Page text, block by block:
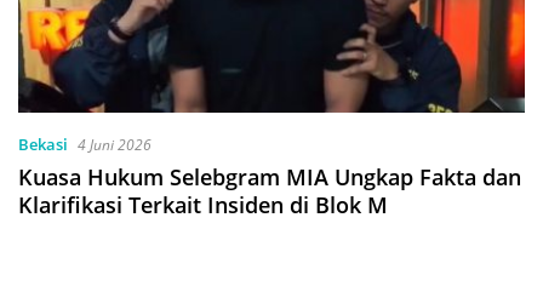
Bekasi 4 Juni 2026
Kuasa Hukum Selebgram MIA Ungkap Fakta dan
Klarifikasi Terkait Insiden di Blok M